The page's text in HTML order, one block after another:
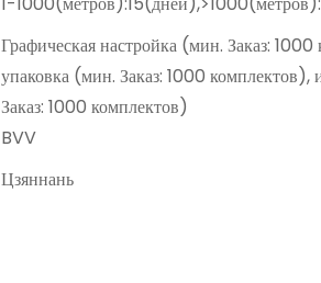
Графическая настройка (мин. Заказ:
упаковка (мин. Заказ: 1000
Заказ: 1000 комплектов)
BVV
Цзяннань